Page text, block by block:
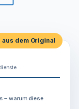
aus dem Original
– warum diese